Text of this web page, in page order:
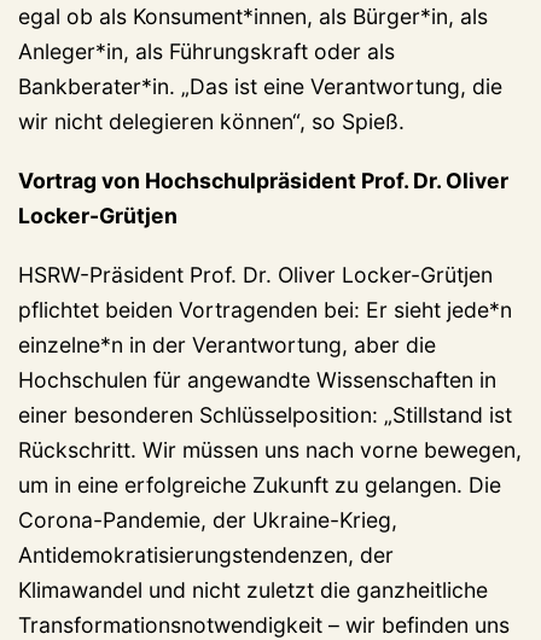
egal ob als Konsument*innen, als Bürger*in, als
Anleger*in, als Führungskraft oder als
Bankberater*in. „Das ist eine Verantwortung, die
wir nicht delegieren können“, so Spieß.
Vortrag von Hochschulpräsident Prof. Dr. Oliver
Locker-Grütjen
HSRW-Präsident Prof. Dr. Oliver Locker-Grütjen
pflichtet beiden Vortragenden bei: Er sieht jede*n
einzelne*n in der Verantwortung, aber die
Hochschulen für angewandte Wissenschaften in
einer besonderen Schlüsselposition: „Stillstand ist
Rückschritt. Wir müssen uns nach vorne bewegen,
um in eine erfolgreiche Zukunft zu gelangen. Die
Corona-Pandemie, der Ukraine-Krieg,
Antidemokratisierungstendenzen, der
Klimawandel und nicht zuletzt die ganzheitliche
Transformationsnotwendigkeit – wir befinden uns